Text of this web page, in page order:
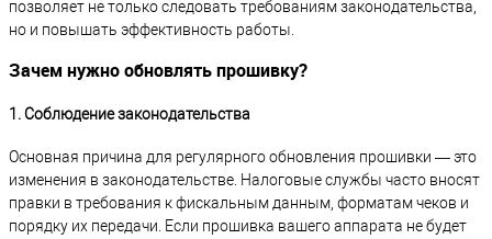
позволяет не только следовать требованиям законодательства,
но и повышать эффективность работы.
Зачем нужно обновлять прошивку?
1. Соблюдение законодательства
Основная причина для регулярного обновления прошивки — это
изменения в законодательстве. Налоговые службы часто вносят
правки в требования к фискальным данным, форматам чеков и
порядку их передачи. Если прошивка вашего аппарата не будет